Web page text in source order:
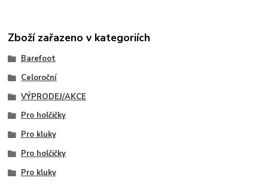
Zboží zařazeno v kategoriích
Barefoot
Celoroční
VÝPRODEJ/AKCE
Pro holčičky
Pro kluky
Pro holčičky
Pro kluky